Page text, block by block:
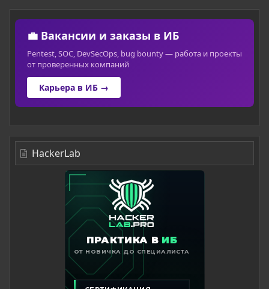
💼 Вакансии и заказы в ИБ
Pentest, SOC, DevSecOps, bug bounty — работа и проекты
от проверенных компаний
Карьера в ИБ →
HackerLab